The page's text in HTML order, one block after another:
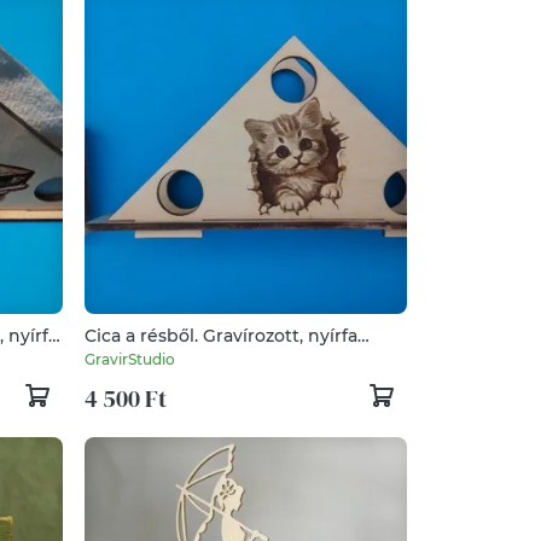
nyírfa
Cica a résből. Gravírozott, nyírfa
szalvétatartó. Ajándék asztalra,
GravirStudio
4 500 Ft